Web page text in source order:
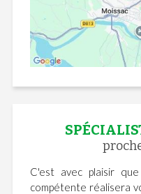
C'est avec plaisir
compétente réalisera